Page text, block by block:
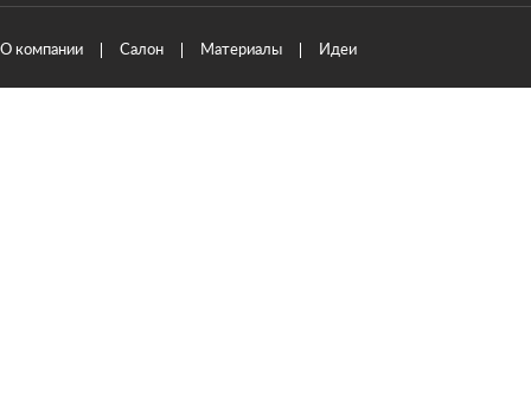
О компании Салон Материалы Идеи